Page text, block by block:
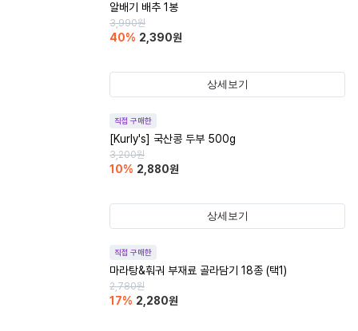
알배기 배추 1봉
3,990원
40% 2,390원
상세보기
직접 구매한
[Kurly's] 국산콩 두부 500g
3,200원
10% 2,880원
상세보기
직접 구매한
마라탕&훠궈 부재료 골라담기 18종 (택1)
2,780원
17% 2,280원